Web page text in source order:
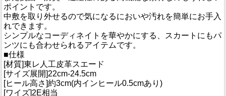
ポイントです。
中敷を取り外せるので気になるにおいや汚れを簡単にお手入
れできます。
シンプルなコーディネイトを華やかにする、スカートにもパ
ンツにも合わせられるアイテムです。
■仕様
[材質]東レ人工皮革スエード
[サイズ展開]22cm-24.5cm
[ヒール高さ]約3cm(内インヒール0.5cmあり)
[ワイズ]2E相当